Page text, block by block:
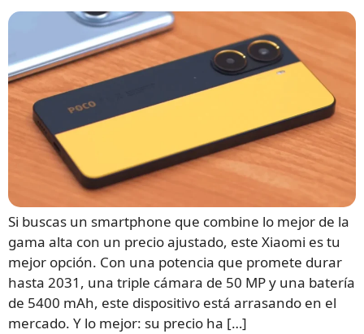
Si buscas un smartphone que combine lo mejor de la
gama alta con un precio ajustado, este Xiaomi es tu
mejor opción. Con una potencia que promete durar
hasta 2031, una triple cámara de 50 MP y una batería
de 5400 mAh, este dispositivo está arrasando en el
mercado. Y lo mejor: su precio ha […]